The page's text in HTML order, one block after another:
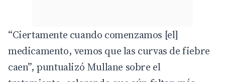
“Ciertamente cuando comenzamos [el]
medicamento, vemos que las curvas de fiebre
caen”, puntualizó Mullane sobre el